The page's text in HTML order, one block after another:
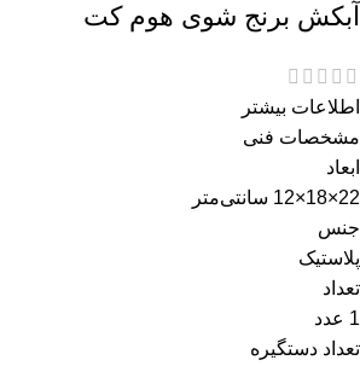
آبکش برنج شوی هوم کت
اطلاعات بیشتر
مشخصات فنی
ابعاد
22×18×12 سانتی‌متر
جنس
پلاستیک
تعداد
1 عدد
تعداد دستگیره